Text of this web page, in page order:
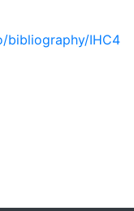
bibliography/IHC4